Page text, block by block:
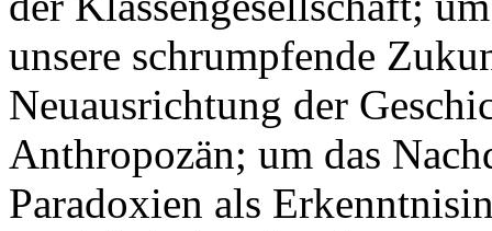
unsere schrumpfende
Neuausrichtung der
Anthropozän; um das
Paradoxien als